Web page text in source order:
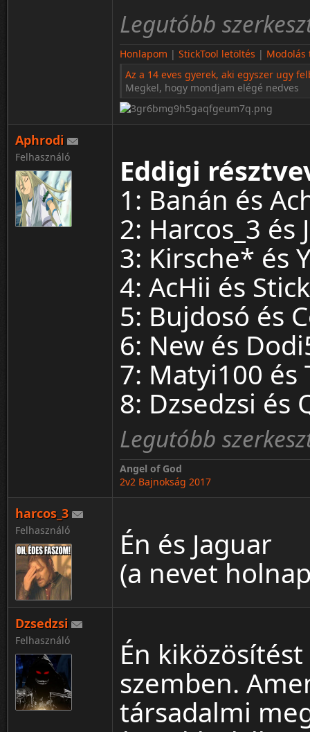
Legutóbb
Honlapom | StickTool letöltés | Modolás
Az a 14 eves gyerek, aki egyszer ugy
Megkel, hogy mondjam elégé nedves
Aphrodi
Felhasználó
Eddigi
1: Banán és
2: Harcos_3 és
3: Kirsche* és
4: AcHii és
5: Bujdosó és
6: New és
7: Matyi100 és
8: Dzsedzsi és
Legutóbb
Angel of God
2v2 Bajnokság 2017
harcos_3
Felhasználó
Én és Jaguar
(a nevet
Dzsedzsi
Felhasználó
Én
szemben.
társadalmi